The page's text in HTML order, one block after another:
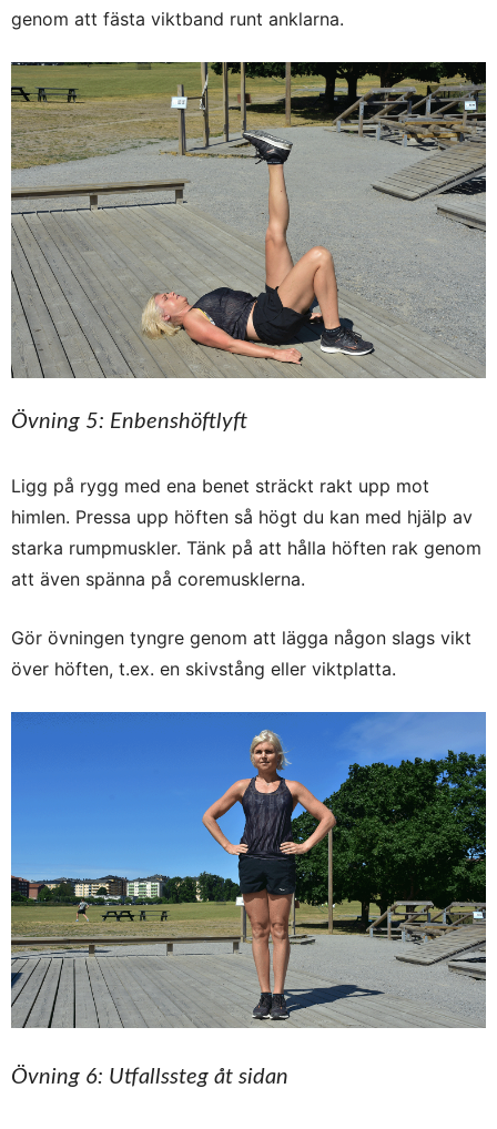
genom att fästa viktband runt anklarna.
Övning 5: Enbenshöftlyft
Ligg på rygg med ena benet sträckt rakt upp mot
himlen. Pressa upp höften så högt du kan med hjälp av
starka rumpmuskler. Tänk på att hålla höften rak genom
att även spänna på coremusklerna.
Gör övningen tyngre genom att lägga någon slags vikt
över höften, t.ex. en skivstång eller viktplatta.
Övning 6: Utfallssteg åt sidan